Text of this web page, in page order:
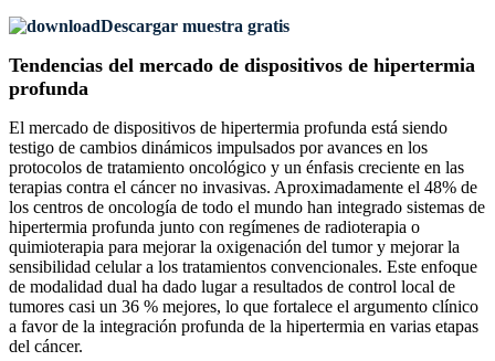
Descargar muestra gratis
Tendencias del mercado de dispositivos de hipertermia
profunda
El mercado de dispositivos de hipertermia profunda está siendo
testigo de cambios dinámicos impulsados ​​por avances en los
protocolos de tratamiento oncológico y un énfasis creciente en las
terapias contra el cáncer no invasivas. Aproximadamente el 48% de
los centros de oncología de todo el mundo han integrado sistemas de
hipertermia profunda junto con regímenes de radioterapia o
quimioterapia para mejorar la oxigenación del tumor y mejorar la
sensibilidad celular a los tratamientos convencionales. Este enfoque
de modalidad dual ha dado lugar a resultados de control local de
tumores casi un 36 % mejores, lo que fortalece el argumento clínico
a favor de la integración profunda de la hipertermia en varias etapas
del cáncer.